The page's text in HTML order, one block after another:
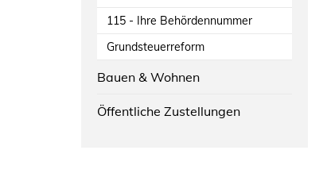
115 - Ihre Behördennummer
Grundsteuerreform
Bauen & Wohnen
Öffentliche Zustellungen